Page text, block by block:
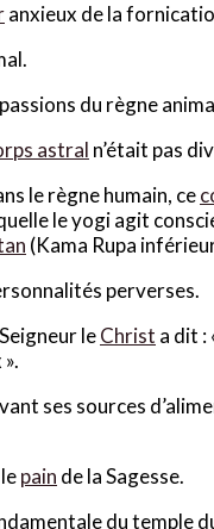
anxieux de la
du règne
astral n’était pas
le règne humain, ce
le yogi agit
(Kama Rupa
perverses.
leChrist a dit :
ses sources
pain de la Sagesse.
du temple